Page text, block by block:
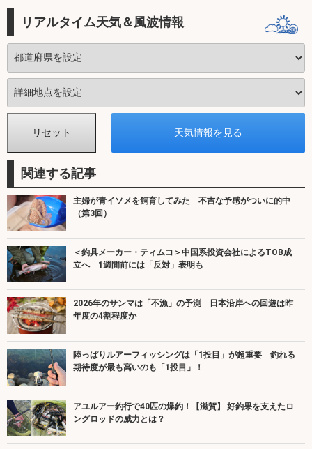
リアルタイム天気＆風波情報
関連する記事
主婦が青イソメを飼育してみた 不吉な予感がついに的中
（第3回）
＜釣具メーカー・ティムコ＞中国系投資会社によるTOB成
立へ 1週間前には「反対」表明も
2026年のサンマは「不漁」の予測 日本沿岸への回遊は昨
年度の4割程度か
陸っぱりルアーフィッシングは「1投目」が超重要 釣れる
期待度が最も高いのも「1投目」！
アユルアー釣行で40匹の爆釣！【滋賀】 好釣果を支えたロ
ングロッドの威力とは？